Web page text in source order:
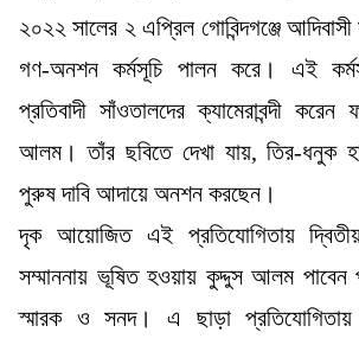
২০২২ সালের ২ এপ্রিল গোবিন্দগঞ্জে
গণ-অনশন কর্মসূচি পালন করে। এই
প্রতিবাদী সাঁওতালদের ক্যামেরাবন্দী করেন
আলম। তাঁর ছবিতে দেখা যায়, তির-ধনুক
পুরুষ দাবি আদায়ে অনশন করছেন।
দৃক আয়োজিত এই প্রতিযোগিতায়
সম্মাননায় ভূষিত হওয়ায় কুদ্দুস আলম পাবেন
স্মারক ও সনদ। এ ছাড়া প্রতিযোগিতায়